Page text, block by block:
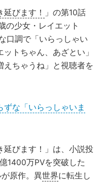
びます！
」の第10話
の少女・レイエット
口調で「いらっしゃい
トちゃん、あざとい」
えちゃうね」と視聴者を
ずな「いらっしゃいま
びます！」は、小説投
1400万PVを突破した
原作。異世界に転生し